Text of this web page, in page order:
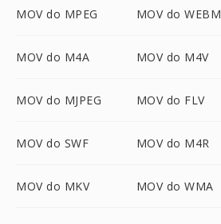
MOV do MPEG MOV do WEBM
MOV do M4A MOV do M4V
MOV do MJPEG MOV do FLV
MOV do SWF MOV do M4R
MOV do MKV MOV do WMA